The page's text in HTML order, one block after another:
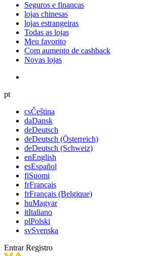
Seguros e finanças
lojas chinesas
lojas estrangeiras
Todas as lojas
Meu favorito
Com aumento de cashback
Novas lojas
pt
csČeština
daDansk
deDeutsch
deDeutsch (Österreich)
deDeutsch (Schweiz)
enEnglish
esEspañol
fiSuomi
frFrançais
frFrançais (Belgique)
huMagyar
itItaliano
plPolski
svSvenska
Entrar Registro